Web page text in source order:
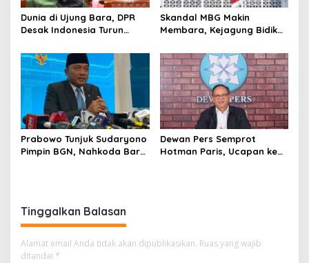
Dunia di Ujung Bara, DPR
Desak Indonesia Turun
AS-Iran
Skandal MBG Makin
Membara, Kejagung Bidik
Prabowo Tunjuk Sudaryono
Pimpin BGN, Nahkoda Baru
Dewan Pers Semprot
Hotman Paris, Ucapan ke
Tinggalkan Balasan
Alamat email Anda tidak akan dipublikasikan. Ruas yang wajib
ditandai *